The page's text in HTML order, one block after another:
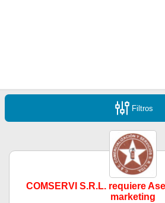
Filtros
COMSERVI S.R.L. requiere
marketing